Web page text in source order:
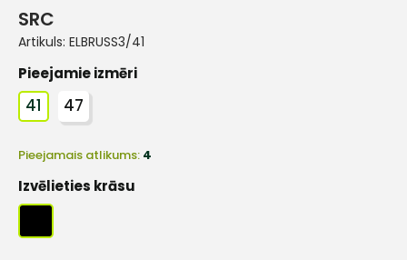
SRC
Artikuls: ELBRUSS3/41
Pieejamie izmēri
41 47
Pieejamais atlikums: 4
Izvēlieties krāsu